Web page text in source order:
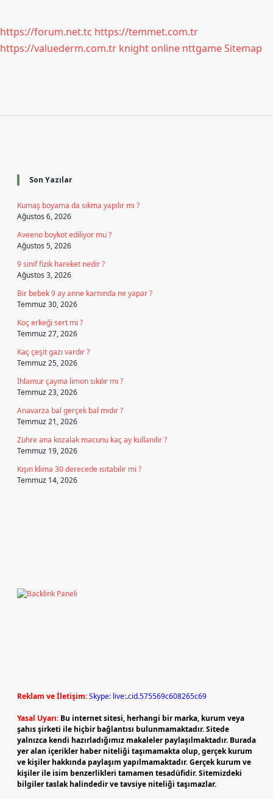
https://forum.net.tc https://temmet.com.tr
https://valuederm.com.tr knight online nttgameSitemap
Son Yazılar
Kumaş boyama da sıkma yapılır mı ?
Ağustos 6, 2026
Aveeno boykot ediliyor mu ?
Ağustos 5, 2026
9 sinif fizik hareket nedir ?
Ağustos 3, 2026
Bir bebek 9 ay anne karnında ne yapar ?
Temmuz 30, 2026
Koç erkeği sert mi ?
Temmuz 27, 2026
Kaç çeşit gazı vardır ?
Temmuz 25, 2026
Ihlamur çayına limon sıkılır mı ?
Temmuz 23, 2026
Anavarza bal gerçek bal mıdır ?
Temmuz 21, 2026
Zühre ana kozalak macunu kaç ay kullanılır ?
Temmuz 19, 2026
Kışın klima 30 derecede ısıtabilir mi ?
Temmuz 14, 2026
Reklam ve İletişim:Skype: live:.cid.575569c608265c69
Yasal Uyarı: Bu internet sitesi, herhangi bir marka, kurum veya
şahıs şirketi ile hiçbir bağlantısı bulunmamaktadır. Sitede
yalnızca kendi hazırladığımız makaleler paylaşılmaktadır. Burada
yer alan içerikler haber niteliği taşımamakta olup, gerçek kurum
ve kişiler hakkında paylaşım yapılmamaktadır. Gerçek kurum ve
kişiler ile isim benzerlikleri tamamen tesadüfidir. Sitemizdeki
bilgiler taslak halindedir ve tavsiye niteliği taşımazlar.